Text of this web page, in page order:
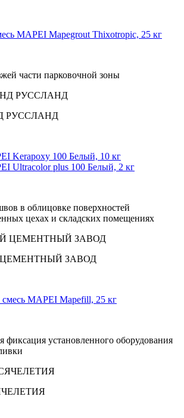
MAPEI Mapegrout Thixotropic, 25 кг
части парковочной зоны
РУССЛАНД
Kerapoxy 100 Белый, 10 кг
Ultracolor plus 100 Белый, 2 кг
в облицовке поверхностей
цехах и складских помещениях
ЗАВОД
смесь MAPEI Mapefill, 25 кг
фиксация установленного оборудования